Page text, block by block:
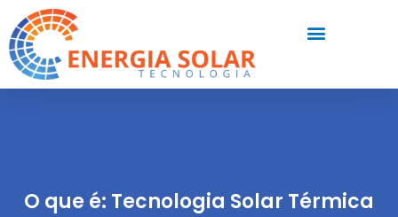
O que é: Tecnologia Solar Térmica